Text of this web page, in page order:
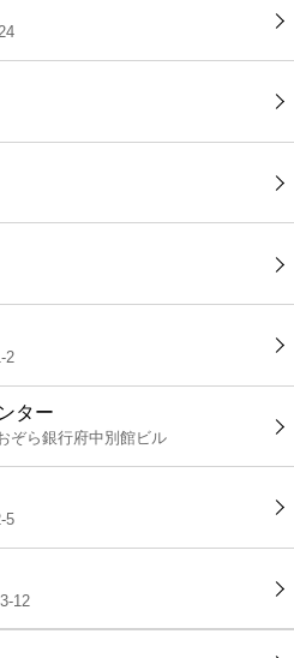
2
ター
ぞら銀行府中別館ビル
5
12